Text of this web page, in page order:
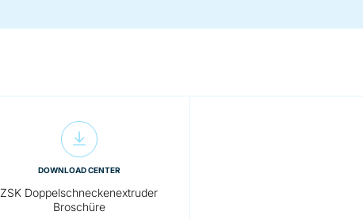
DOWNLOAD CENTER
ZSK Doppelschneckenextruder
Broschüre